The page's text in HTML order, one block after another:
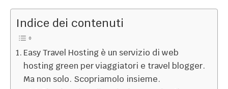
Indice dei contenuti
Easy Travel Hosting è un servizio di web
hosting green per viaggiatori e travel blogger.
Ma non solo. Scopriamolo insieme.